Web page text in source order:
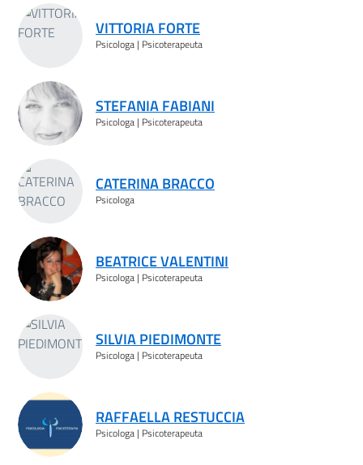
VITTORIA FORTE
Psicologa | Psicoterapeuta
STEFANIA FABIANI
Psicologa | Psicoterapeuta
CATERINA BRACCO
Psicologa
BEATRICE VALENTINI
Psicologa | Psicoterapeuta
SILVIA PIEDIMONTE
Psicologa | Psicoterapeuta
RAFFAELLA RESTUCCIA
Psicologa | Psicoterapeuta